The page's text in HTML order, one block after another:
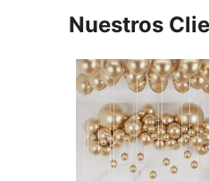
Nuestros